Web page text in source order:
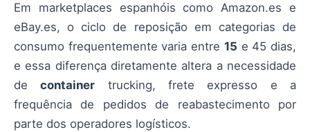
Em marketplaces espanhóis como Amazon.es e
eBay.es, o ciclo de reposição em categorias de
consumo frequentemente varia entre 15 e 45 dias,
e essa diferença diretamente altera a necessidade
decontainer trucking, frete expresso e a
frequência de pedidos de reabastecimento por
parte dos operadores logísticos.